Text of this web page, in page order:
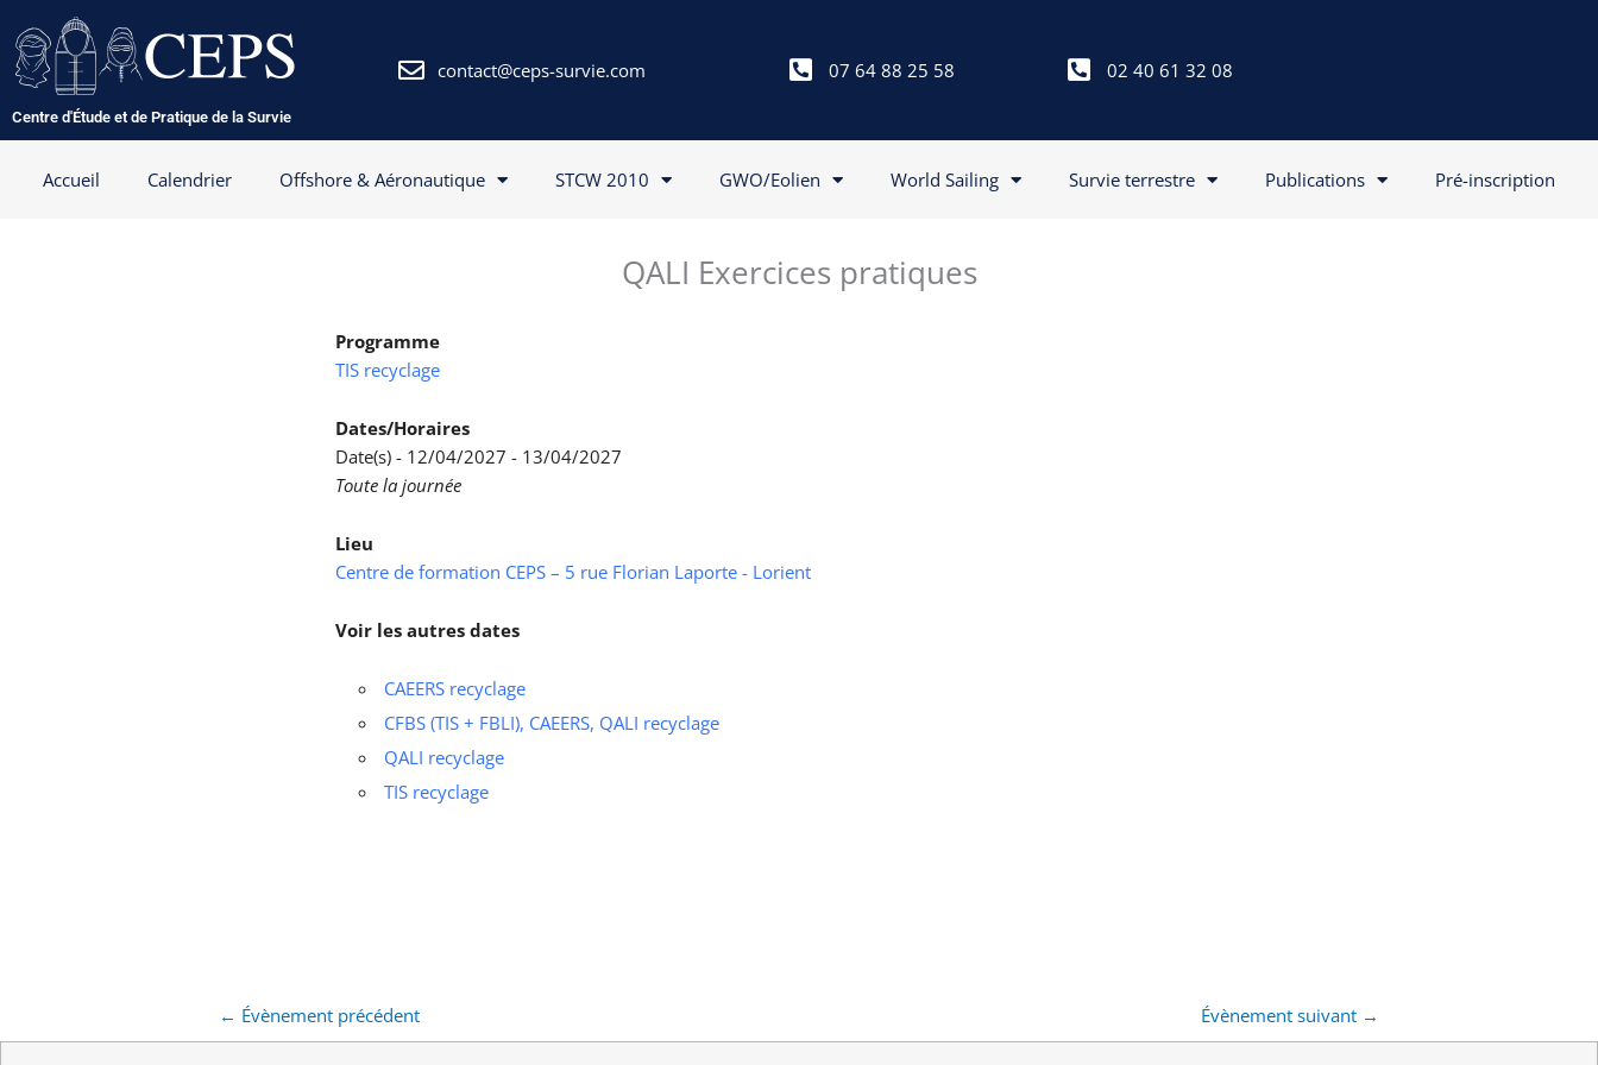
au
contenu
Centre d'Étude et de Pratique de la Survie
contact@ceps-survie.com 07 64 88 25 58 02 40 61 32 08
Accueil Calendrier Offshore & Aéronautique STCW 2010 GWO/Eolien World Sailing Survie terrestre Publications Pré-inscription
QALI Exercices pratiques
Programme
TIS recyclage
Dates/Horaires
Date(s) - 12/04/2027 - 13/04/2027
Toute la journée
Lieu
Centre de formation CEPS – 5 rue Florian Laporte - Lorient
Voir les autres dates
CAEERS recyclage
CFBS (TIS + FBLI), CAEERS, QALI recyclage
QALI recyclage
TIS recyclage
← Évènement précédent Évènement suivant →